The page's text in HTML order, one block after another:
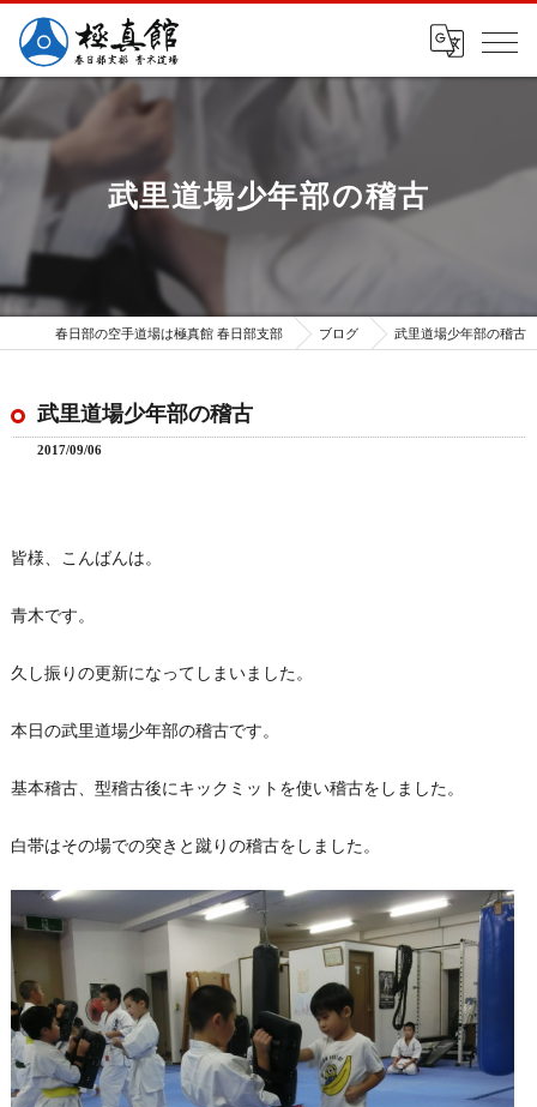
武里道場少年部の稽古
春日部の空手道場は極真館 春日部支部 ブログ 武里道場少年部の稽古
武里道場少年部の稽古
2017/09/06
皆様、こんばんは。
青木です。
久し振りの更新になってしまいました。
本日の武里道場少年部の稽古です。
基本稽古、型稽古後にキックミットを使い稽古をしました。
白帯はその場での突きと蹴りの稽古をしました。